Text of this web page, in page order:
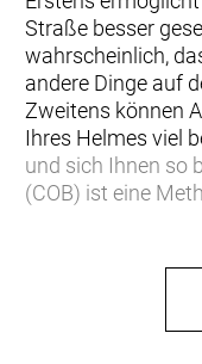
Straße besser
wahrscheinlich,
andere Dinge auf
Zweitens können
Ihres Helmes viel
und sich Ihnen so
(COB) ist eine
kompakteren
eine höhere
aus größerer